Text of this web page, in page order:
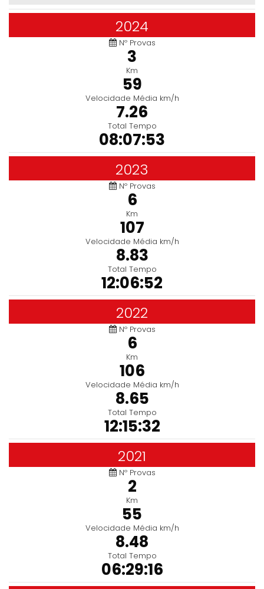
2024
Nº Provas
3
Km
59
Velocidade Média km/h
7.26
Total Tempo
08:07:53
2023
Nº Provas
6
Km
107
Velocidade Média km/h
8.83
Total Tempo
12:06:52
2022
Nº Provas
6
Km
106
Velocidade Média km/h
8.65
Total Tempo
12:15:32
2021
Nº Provas
2
Km
55
Velocidade Média km/h
8.48
Total Tempo
06:29:16